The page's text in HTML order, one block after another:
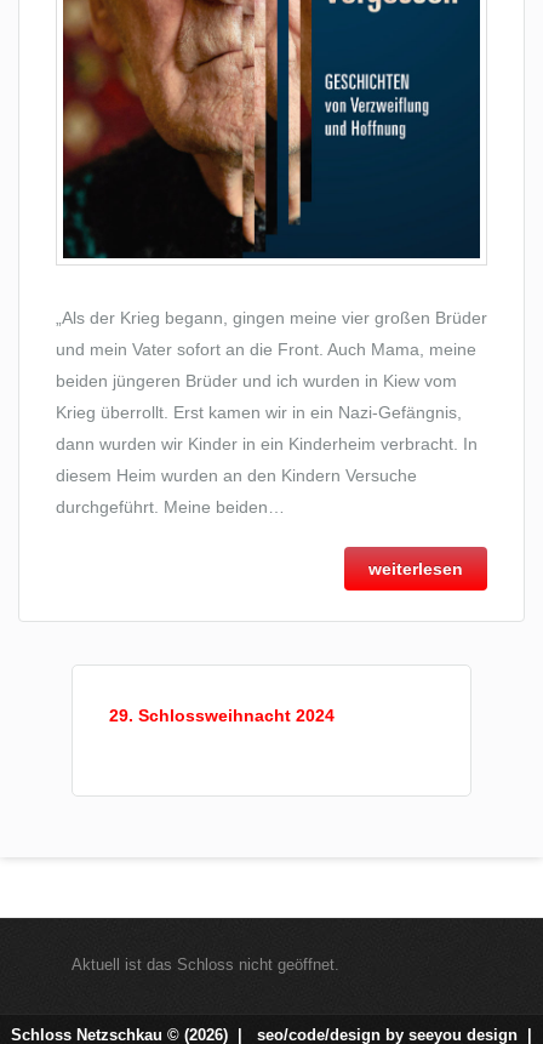
„Als der Krieg begann, gingen meine vier großen Brüder
und mein Vater sofort an die Front. Auch Mama, meine
beiden jüngeren Brüder und ich wurden in Kiew vom
Krieg überrollt. Erst kamen wir in ein Nazi-Gefängnis,
dann wurden wir Kinder in ein Kinderheim verbracht. In
diesem Heim wurden an den Kindern Versuche
durchgeführt. Meine beiden…
weiterlesen
29. Schlossweihnacht 2024
Aktuell ist das Schloss nicht geöffnet.
Schloss Netzschkau © (2026) | seo/code/design by seeyou design |